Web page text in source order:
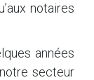
notaires
années
secteur